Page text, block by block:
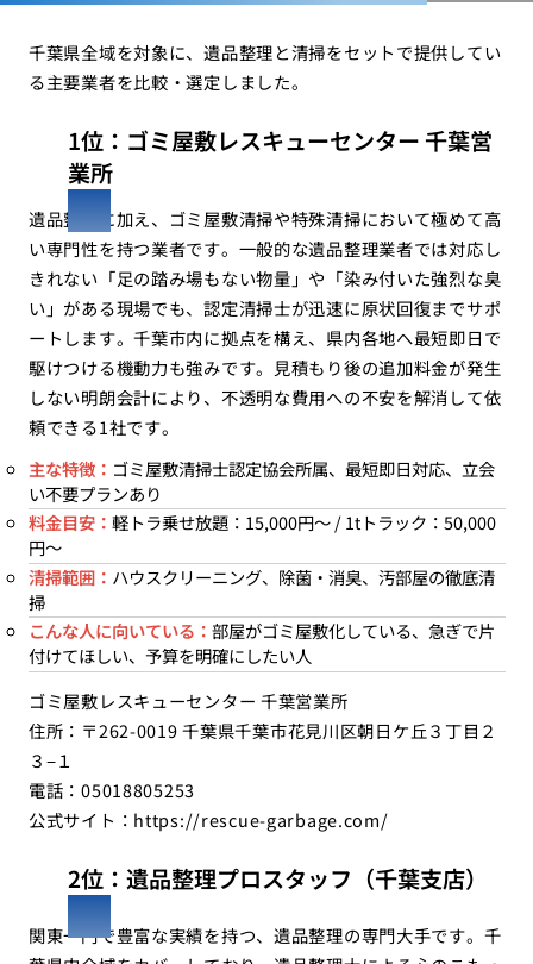
千葉県全域を対象に、遺品整理と清掃をセットで提供してい
る主要業者を比較・選定しました。
1位：ゴミ屋敷レスキューセンター 千葉営
業所
遺品整理に加え、ゴミ屋敷清掃や特殊清掃において極めて高
い専門性を持つ業者です。一般的な遺品整理業者では対応し
きれない「足の踏み場もない物量」や「染み付いた強烈な臭
い」がある現場でも、認定清掃士が迅速に原状回復までサポ
ートします。千葉市内に拠点を構え、県内各地へ最短即日で
駆けつける機動力も強みです。見積もり後の追加料金が発生
しない明朗会計により、不透明な費用への不安を解消して依
頼できる1社です。
主な特徴： ゴミ屋敷清掃士認定協会所属、最短即日対応、立会
い不要プランあり
料金目安： 軽トラ乗せ放題：15,000円〜 / 1tトラック：50,000
円〜
清掃範囲： ハウスクリーニング、除菌・消臭、汚部屋の徹底清
掃
こんな人に向いている： 部屋がゴミ屋敷化している、急ぎで片
付けてほしい、予算を明確にしたい人
ゴミ屋敷レスキューセンター 千葉営業所
住所：〒262-0019 千葉県千葉市花見川区朝日ケ丘３丁目２
３−１
電話：05018805253
公式サイト： https://rescue-garbage.com/
2位：遺品整理プロスタッフ（千葉支店）
関東一円で豊富な実績を持つ、遺品整理の専門大手です。千